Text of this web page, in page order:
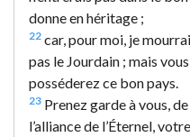
donne en héritage ;
22 car, pour moi, je
pas le Jourdain ; mais
posséderez ce bon pays.
23 Prenez garde à vous,
l’alliance de l’Éternel,